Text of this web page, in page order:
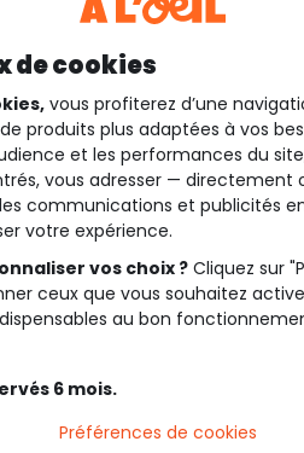
Description
de cookies
vous profiterez d’une
produits plus adaptées à vos
et les performances du
vous adresser — directement
communications et publicités
votre expérience.
vos choix ? Cliquez sur
ceux que vous souhaitez
au bon
6 mois.
Préférences de cookies